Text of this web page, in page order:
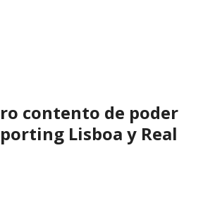
contento de poder
Lisboa y Real